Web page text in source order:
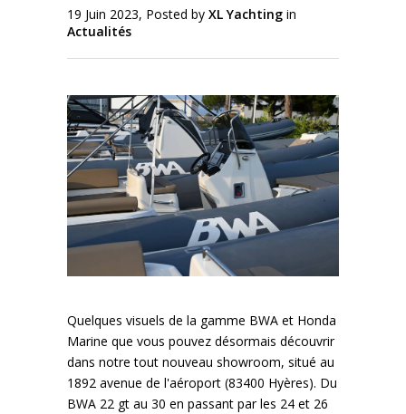
19 Juin 2023, Posted by XL Yachting in
Actualités
Quelques visuels de la gamme BWA et Honda
Marine que vous pouvez désormais découvrir
dans notre tout nouveau showroom, situé au
1892 avenue de l'aéroport (83400 Hyères). Du
BWA 22 gt au 30 en passant par les 24 et 26